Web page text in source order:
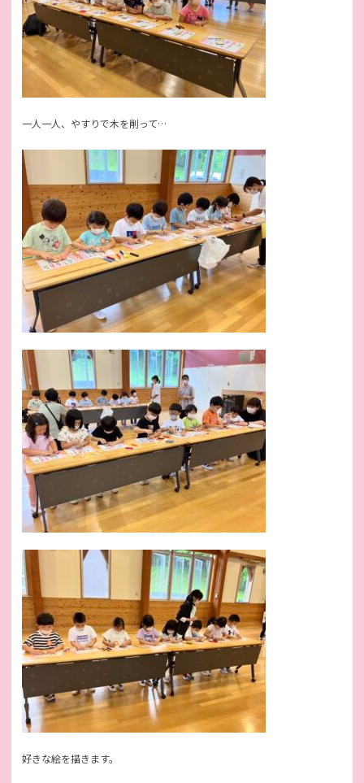
一人一人、やすりで木を削って…
好きな絵を描きます。